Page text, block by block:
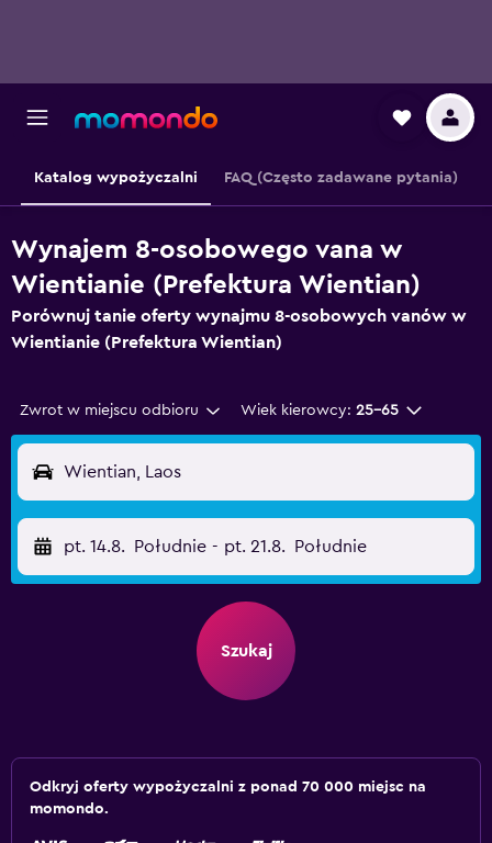
Katalog wypożyczalni FAQ (Często zadawane pytania)
Wynajem 8-osobowego vana w
Wientianie (Prefektura Wientian)
Porównuj tanie oferty wynajmu 8-osobowych vanów w
Wientianie (Prefektura Wientian)
Zwrot w miejscu odbioru Wiek kierowcy: 25-65
Wientian, Laos
pt. 14.8. Południe - pt. 21.8. Południe
Szukaj
Odkryj oferty wypożyczalni z ponad 70 000 miejsc na
momondo.